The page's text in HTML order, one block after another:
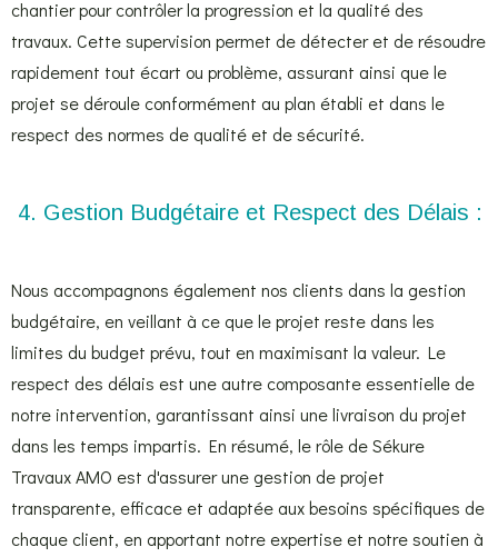
chantier pour contrôler la progression et la qualité des
travaux. Cette supervision permet de détecter et de résoudre
rapidement tout écart ou problème, assurant ainsi que le
projet se déroule conformément au plan établi et dans le
respect des normes de qualité et de sécurité.
4. Gestion Budgétaire et Respect des Délais :
Nous accompagnons également nos clients dans la gestion
budgétaire, en veillant à ce que le projet reste dans les
limites du budget prévu, tout en maximisant la valeur. Le
respect des délais est une autre composante essentielle de
notre intervention, garantissant ainsi une livraison du projet
dans les temps impartis. En résumé, le rôle de Sékure
Travaux AMO est d'assurer une gestion de projet
transparente, efficace et adaptée aux besoins spécifiques de
chaque client, en apportant notre expertise et notre soutien à